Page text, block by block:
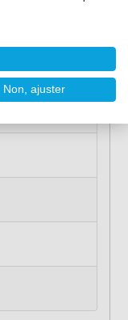
Non, ajuster